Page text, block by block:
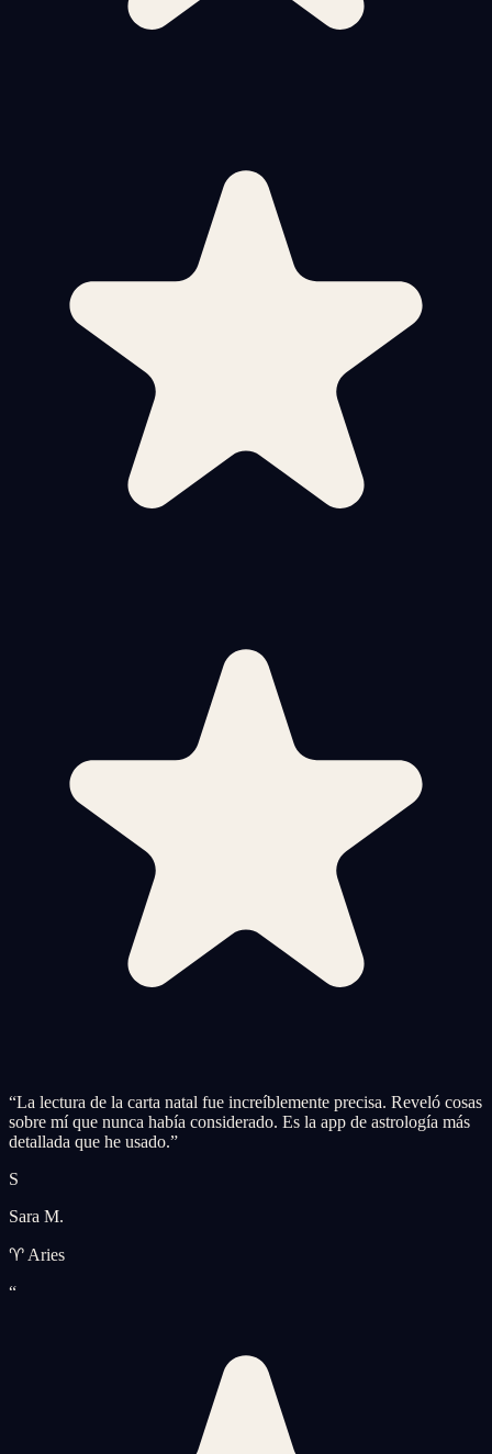
“La lectura de la carta natal fue increíblemente precisa. Reveló cosas
sobre mí que nunca había considerado. Es la app de astrología más
detallada que he usado.”
S
Sara M.
♈ Aries
“